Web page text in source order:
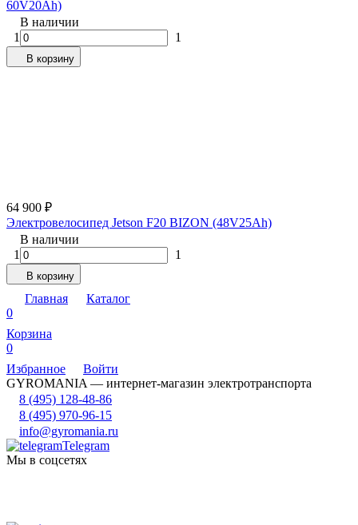
60V20Ah)
В наличии
1
1
В корзину
64 900 ₽
Электровелосипед Jetson F20 BIZON (48V25Ah)
В наличии
1
1
В корзину
Главная
Каталог
0
Корзина
0
Избранное
Войти
GYROMANIA — интернет-магазин электротранспорта
8 (495) 128-48-86
8 (495) 970-96-15
info@gyromania.ru
Telegram
Мы в соцсетях